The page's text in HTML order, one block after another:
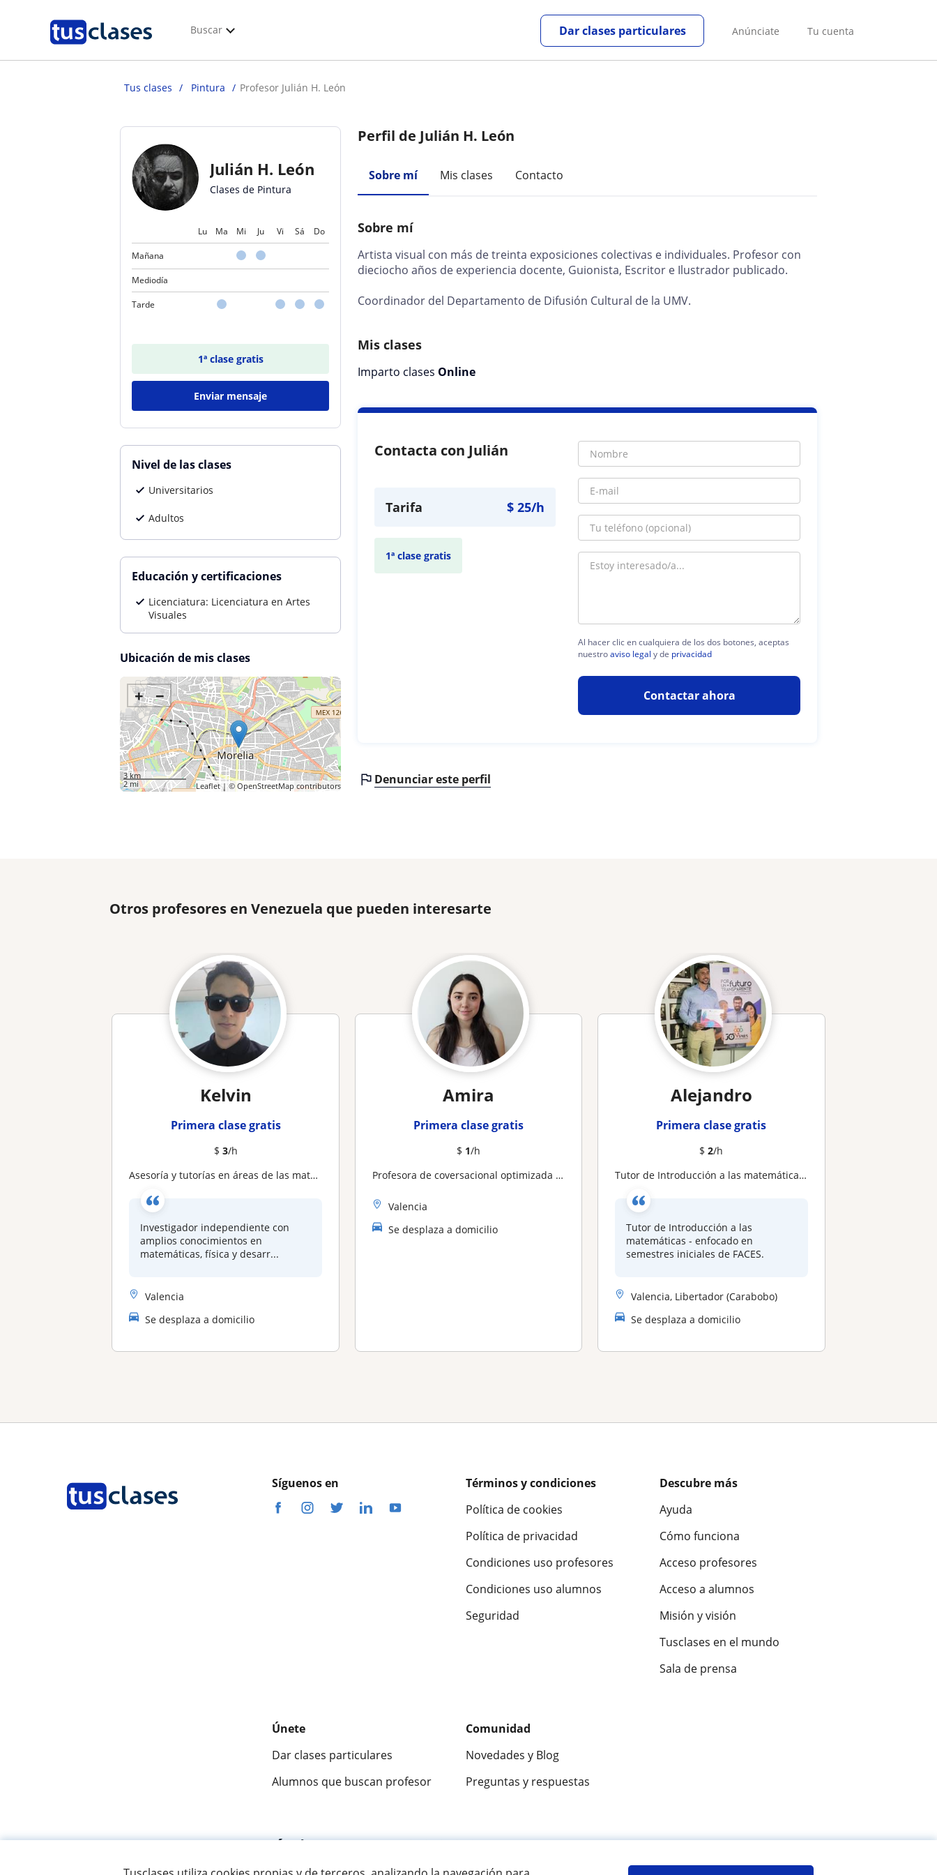
Buscar Anúnciate Tu cuenta
Dar clases particulares
Tus clases Pintura Profesor Julián H. León
Julián H. León
Clases de Pintura
Lu Ma Mi Ju Vi Sá Do
Mañana
Mediodía
Tarde
1ª clase gratis
Enviar mensaje
Nivel de las clases
Universitarios
Adultos
Educación y certificaciones
Licenciatura: Licenciatura en Artes
Visuales
Ubicación de mis clases
+ −
3 km
2 mi
Leaflet| ©OpenStreetMap contributors
Perfil de Julián H. León
Sobre mí Mis clases Contacto
Sobre mí
Artista visual con más de treinta exposiciones colectivas e individuales. Profesor con
dieciocho años de experiencia docente, Guionista, Escritor e Ilustrador publicado.
Coordinador del Departamento de Difusión Cultural de la UMV.
Mis clases
Imparto clases Online
Contacta con Julián
Tarifa $25/h
1ª clase gratis
Al hacer clic en cualquiera de los dos botones, aceptas
nuestroaviso legal y de privacidad
Contactar ahora
Denunciar este perfil
Otros profesores en Venezuela que pueden interesarte
Kelvin
Primera clase gratis
$ 3/h
Asesoría y tutorías en áreas de las matemáticas
Investigador independiente con
amplios conocimientos en
matemáticas, física y desarr...
Valencia
Se desplaza a domicilio
Amira
Primera clase gratis
$ 1/h
profesora de coversacional optimizada para niveles desde 0
Valencia
Se desplaza a domicilio
Alejandro
Primera clase gratis
$2/h
Tutor de Introducción a las matemáticas - enfocado en semestres iniciales de FACES
Tutor de Introducción a las
matemáticas - enfocado en
semestres iniciales de FACES.
Valencia, Libertador (Carabobo)
Se desplaza a domicilio
Síguenos en
Términos y condiciones
Política de cookies
Política de privacidad
Condiciones uso profesores
Condiciones uso alumnos
Seguridad
Descubre más
Ayuda
Cómo funciona
Acceso profesores
Acceso a alumnos
Misión y visión
Tusclases en el mundo
Sala de prensa
Únete
Dar clases particulares
Alumnos que buscan profesor
Comunidad
Novedades y Blog
Preguntas y respuestas
Fantástica 9,5/10 ★★★★★